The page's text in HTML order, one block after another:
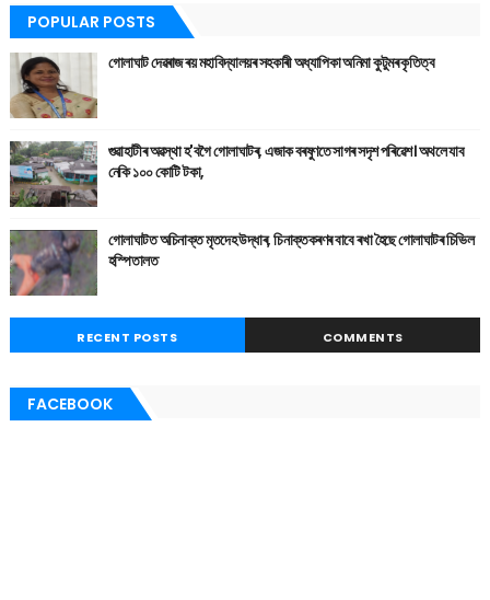
POPULAR POSTS
গোলাঘাট দেৱৰাজ ৰয় মহাবিদ্যালয়ৰ সহকাৰী অধ্যাপিকা অনিমা কুটুমৰ কৃতিত্ব
গুৱাহাটীৰ অৱস্থা হ'বগৈ গোলাঘাটৰ, এজাক বৰষুণতে সাগৰ সদৃশ পৰিৱেশ। অথলে যাব
নেকি ১০০ কোটি টকা,
গোলাঘাটত অচিনাক্ত মৃতদেহ উদ্ধাৰ, চিনাক্তকৰণৰ বাবে ৰখা হৈছে গোলাঘাটৰ চিভিল
হস্পিতালত
RECENT POSTS COMMENTS
FACEBOOK